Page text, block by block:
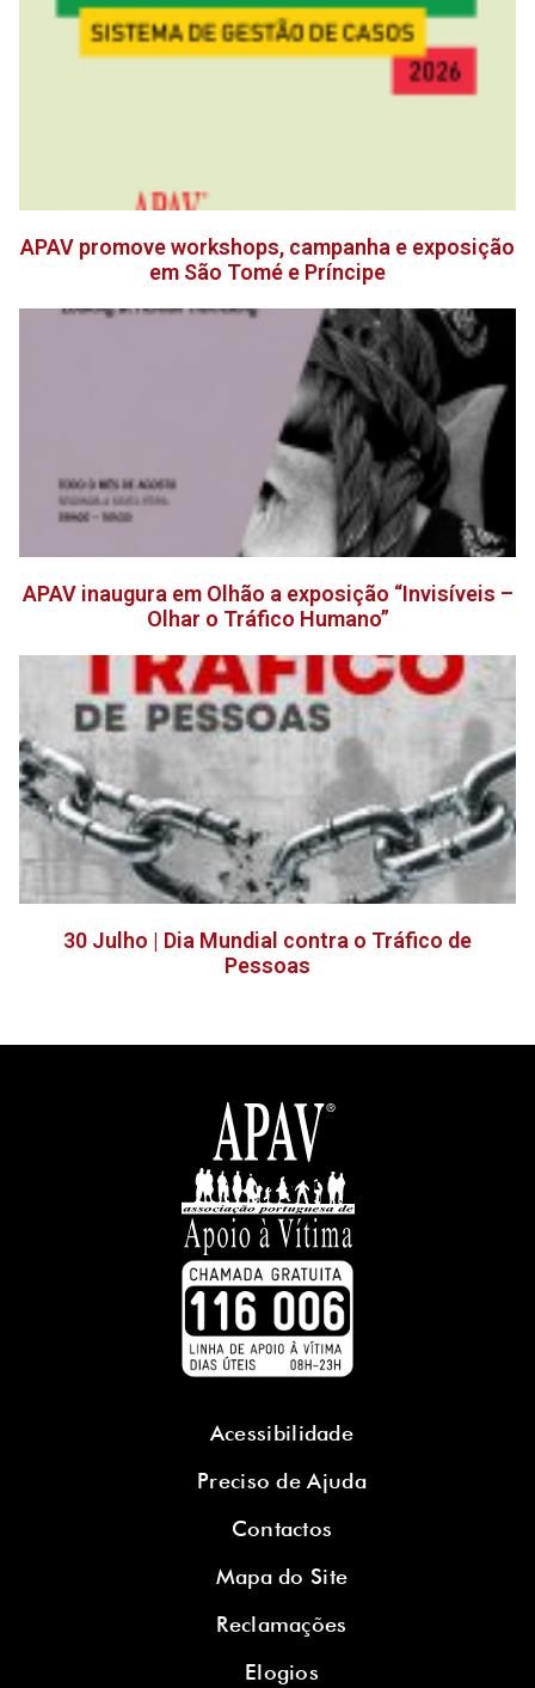
APAV promove workshops, campanha e exposição
em São Tomé e Príncipe
APAV inaugura em Olhão a exposição “Invisíveis –
Olhar o Tráfico Humano”
30 Julho | Dia Mundial contra o Tráfico de
Pessoas
Acessibilidade
Preciso de Ajuda
Contactos
Mapa do Site
Reclamações
Elogios